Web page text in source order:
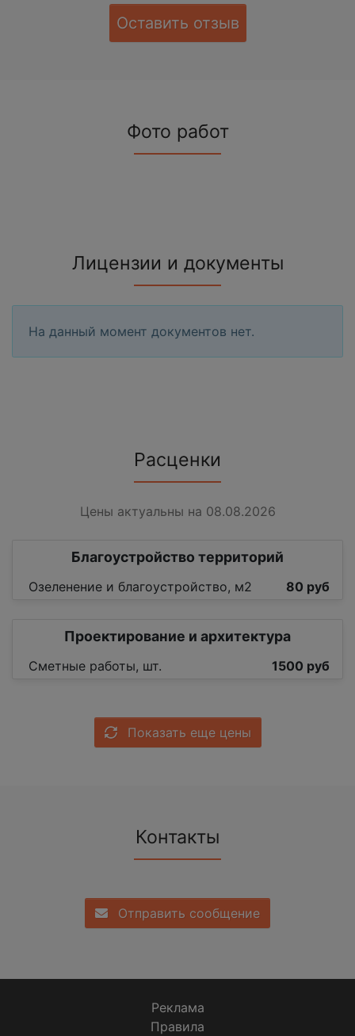
Оставить отзыв
Фото работ
Лицензии и документы
На данный момент документов нет.
Расценки
Цены актуальны на 08.08.2026
Благоустройство территорий
Озеленение и благоустройство, м2 80 руб
Проектирование и архитектура
Сметные работы, шт. 1500 руб
Показать еще цены
Контакты
Отправить сообщение
Реклама
Правила